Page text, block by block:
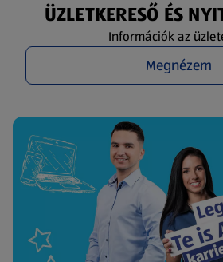
ÜZLETKERESŐ ÉS
Információk az
Megnézem